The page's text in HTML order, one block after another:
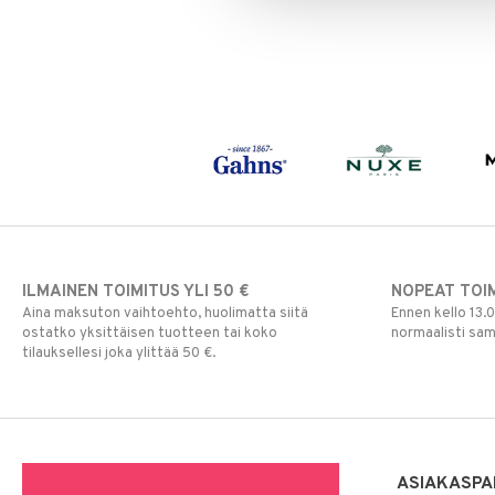
ILMAINEN TOIMITUS YLI 50 €
Aina maksuton vaihtoehto, huolimatta siitä
ostatko yksittäisen tuotteen tai koko
tilauksellesi joka ylittää 50 €.
NOPEAT
Ennen kello
normaalisti